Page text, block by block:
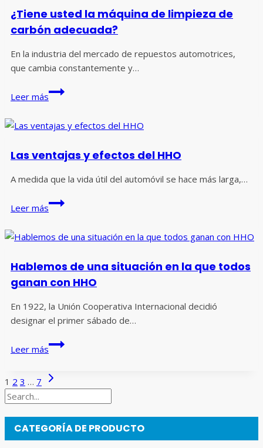
HHO
para
limpiar
¿Tiene usted la máquina de limpieza de
carbón adecuada?
En la industria del mercado de repuestos automotrices,
que cambia constantemente y…
Leer más
¿Tiene
usted
máquina
limpieza
carbón
adecuada?
Las ventajas y efectos del HHO
A medida que la vida útil del automóvil se hace más larga,…
Leer más
Las
ventajas
efectos
HHO
Hablemos de una situación en la que todos
ganan con HHO
En 1922, la Unión Cooperativa Internacional decidió
designar el primer sábado de…
Leer más
Hablemos
de
situación
que
todos
Navegación
de
página
1 2 3 … 7
Siguiente
página
Buscar
CATEGORÍA DE PRODUCTO